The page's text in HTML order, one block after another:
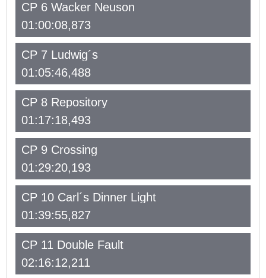
CP 6 Wacker Neuson
01:00:08,873
CP 7 Ludwig´s
01:05:46,488
CP 8 Repository
01:17:18,493
CP 9 Crossing
01:29:20,193
CP 10 Carl´s Dinner Light
01:39:55,827
CP 11 Double Fault
02:16:12,211